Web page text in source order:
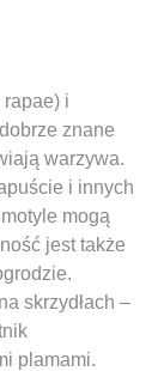
i
znane
warzywa.
i innych
mogą
jest także
skrzydłach –
plamami.